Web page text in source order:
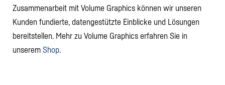
Zusammenarbeit mit Volume Graphics können wir unseren
Kunden fundierte, datengestützte Einblicke und Lösungen
bereitstellen. Mehr zu Volume Graphics erfahren Sie in
unserem Shop.